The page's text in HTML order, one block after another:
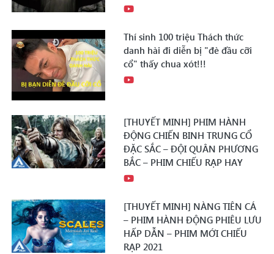
Thí sinh 100 triệu Thách thức
danh hài đi diễn bị "đè đầu cỡi
cổ" thấy chua xót!!!
[THUYẾT MINH] PHIM HÀNH
ĐỘNG CHIẾN BINH TRUNG CỔ
ĐẶC SẮC – ĐỘI QUÂN PHƯƠNG
BẮC – PHIM CHIẾU RẠP HAY
[THUYẾT MINH] NÀNG TIÊN CÁ
– PHIM HÀNH ĐỘNG PHIÊU LƯU
HẤP DẪN – PHIM MỚI CHIẾU
RẠP 2021